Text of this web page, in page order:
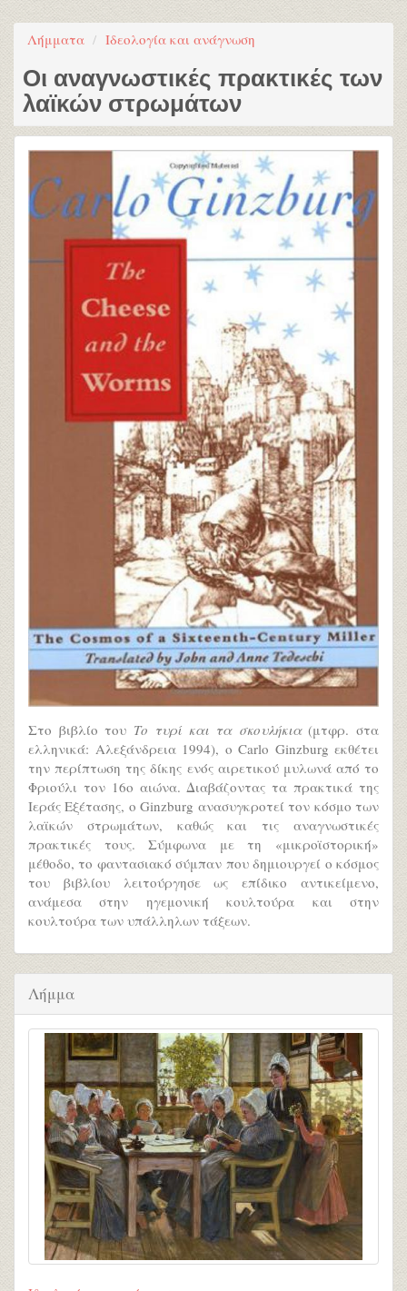
Λήμματα Ιδεολογία και ανάγνωση
Οι αναγνωστικές πρακτικές των
λαϊκών στρωμάτων
Στο βιβλίο του Το τυρί και τα σκουλήκια(μτφρ. στα
ελληνικά: Αλεξάνδρεια 1994), ο Carlo Ginzburg εκθέτει
την περίπτωση της δίκης ενός αιρετικού μυλωνά από το
Φριούλι τον 16ο αιώνα. Διαβάζοντας τα πρακτικά της
Ιεράς Εξέτασης, ο Ginzburg ανασυγκροτεί τον κόσμο των
λαϊκών στρωμάτων, καθώς και τις αναγνωστικές
πρακτικές τους. Σύμφωνα με τη «μικροϊστορική»
μέθοδο, το φαντασιακό σύμπαν που δημιουργεί ο κόσμος
του βιβλίου λειτούργησε ως επίδικο αντικείμενο,
ανάμεσα στην ηγεμονική κουλτούρα και στην
κουλτούρα των υπάλληλων τάξεων.
Λήμμα